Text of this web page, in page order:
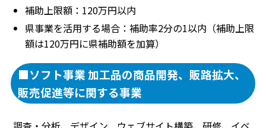
補助上限額：120万円以内
県事業を活用する場合：補助率2分の1以内（補助上限
額は120万円に県補助額を加算）
■ソフト事業 加工品の商品開発、販路拡大、
販売促進等に関する事業